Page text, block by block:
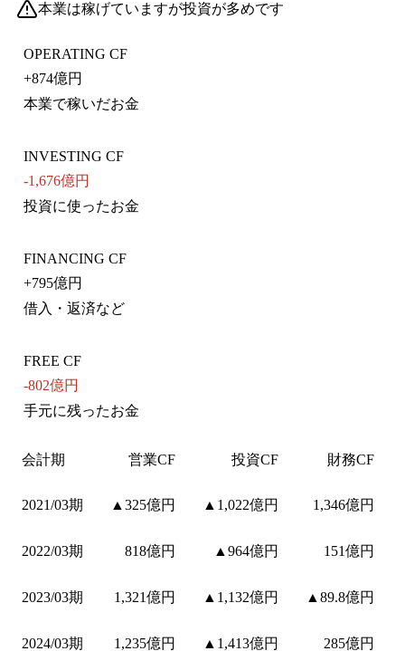
本業は稼げていますが投資が多めです
OPERATING CF
+874億円
本業で稼いだお金
INVESTING CF
-1,676億円
投資に使ったお金
FINANCING CF
+795億円
借入・返済など
FREE CF
-802億円
手元に残ったお金
会計期 営業CF 投資CF 財務CF
2021/03期 ▲325億円 ▲1,022億円 1,346億円
2022/03期 818億円 ▲964億円 151億円
2023/03期 1,321億円 ▲1,132億円 ▲89.8億円
2024/03期 1,235億円 ▲1,413億円 285億円